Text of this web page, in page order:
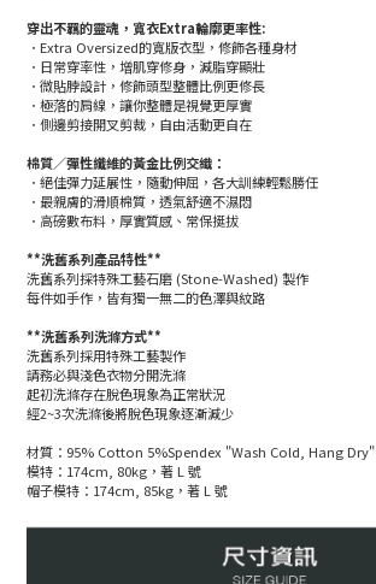
穿出不羈的靈魂，寬衣Extra輪廓更率性:
．Extra Oversized的寬版衣型，修飾各種身材
．日常穿率性，增肌穿修身，減脂穿顯壯
．微貼脖設計，修飾頭型整體比例更修長
．極落的肩線，讓你整體是視覺更厚實
．側邊剪接開叉剪裁，自由活動更自在
棉質／彈性纖維的黃金比例交織：
．絕佳彈力延展性，隨動伸屈，各大訓練輕鬆勝任
．最親膚的滑順棉質，透氣舒適不濕悶
．高磅數布料，厚實質感、常保挺拔
**洗舊系列產品特性**
洗舊系列採特殊工藝石磨 (Stone-Washed) 製作
每件如手作，皆有獨一無二的色澤與紋路
**洗舊系列洗滌方式**
洗舊系列採用特殊工藝製作
請務必與淺色衣物分開洗滌
起初洗滌存在脫色現象為正常狀況
經2~3次洗滌後將脫色現象逐漸減少
材質：95% Cotton 5%Spendex "Wash Cold, Hang Dry"
模特：174cm, 80kg，著 L 號
帽子模特：174cm, 85kg，著 L 號